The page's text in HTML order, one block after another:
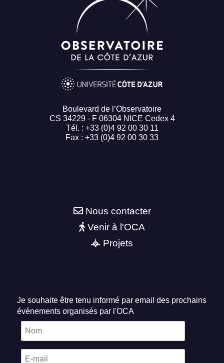
Boulevard de l’Observatoire
CS 34229 - F 06304 NICE Cedex 4
Tél. : +33 (0)4 92 00 30 11
Fax : +33 (0)4 92 00 30 33
Nous contacter
Venir à l'OCA
Projets
Je souhaite être tenu informé par email des prochains
événements organisés par l'OCA